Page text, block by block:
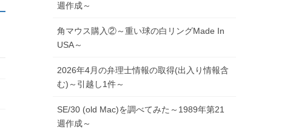
週作成～
角マウス購入②～重い球の白リングMade In
USA～
2026年4月の弁理士情報の取得(出入り情報含
む)～引越し1件～
SE/30 (old Mac)を調べてみた～1989年第21
週作成～